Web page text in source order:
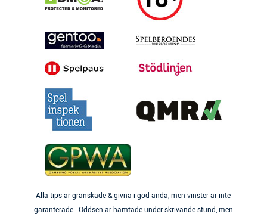
Alla tips är granskade & givna i god anda, men vinster är inte
garanterade | Oddsen är hämtade under skrivande stund, men